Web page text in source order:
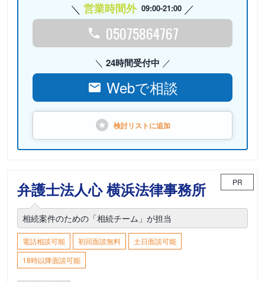
営業時間外 09:00-21:00
05075864767
24時間受付中
Webで相談
検討リストに追加
弁護士法人心 横浜法律事務所 PR
相続案件のための「相続チーム」が担当
電話相談可能 初回面談無料
土日面談可能
18時以降面談可能